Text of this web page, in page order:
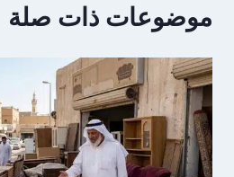
موضوعات ذات صلة